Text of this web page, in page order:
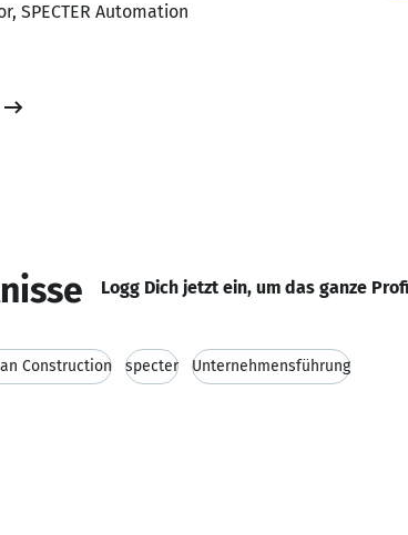
SPECTER Automation
Logg Dich jetzt ein, um das ganze
Construction specter Unternehmensführung